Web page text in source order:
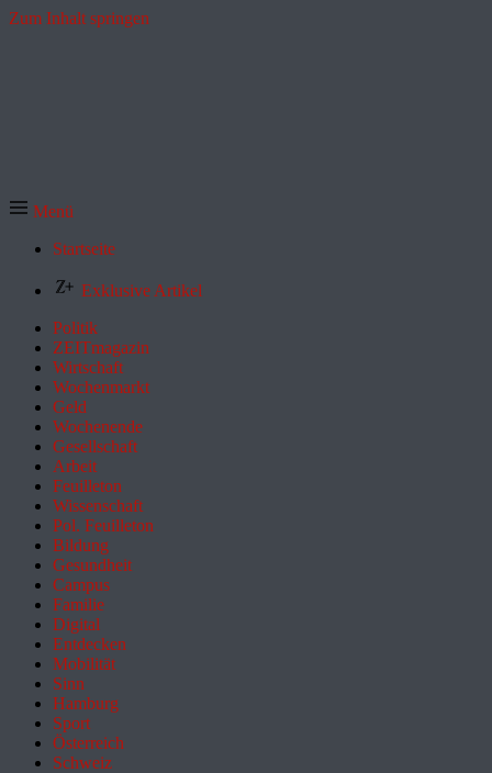
Zum Inhalt springen
Menü
Startseite
Exklusive Artikel
Politik
ZEITmagazin
Wirtschaft
Wochenmarkt
Geld
Wochenende
Gesellschaft
Arbeit
Feuilleton
Wissenschaft
Pol. Feuilleton
Bildung
Gesundheit
Campus
Familie
Digital
Entdecken
Mobilität
Sinn
Hamburg
Sport
Österreich
Schweiz